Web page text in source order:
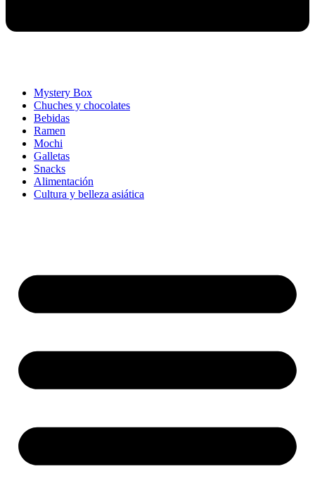
Mystery Box
Chuches y chocolates
Bebidas
Ramen
Mochi
Galletas
Snacks
Alimentación
Cultura y belleza asiática